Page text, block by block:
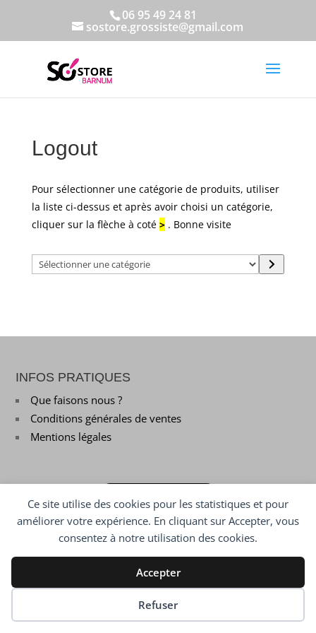
Ce site utilise des cookies pour les statistiques et pour
améliorer votre expérience. En cliquant sur Accepter, vous
consentez à notre utilisation des cookies.
Accepter
Refuser
Préférences des cookies
06 95 49 24 81
sostore.grossiste@gmail.com
Logout
Pour sélectionner une catégorie de produits, utiliser
la liste ci-dessus et après avoir choisi un catégorie,
cliquer sur la flèche à coté >. Bonne visite
Sélectionner
INFOS PRATIQUES
Que faisons nous ?
Conditions générales de ventes
Mentions légales
MON COMPTE
NOUS CONTACTER